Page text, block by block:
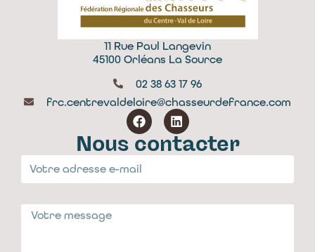
11 Rue Paul Langevin
45100 Orléans La Source
02 38 63 17 96
frc.centrevaldeloire@chasseurdefrance.com
Nous contacter